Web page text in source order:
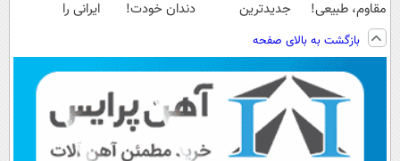
مقاوم، طبیعی!
ویزیت
رایگان+پرداخت
اقساطی😍
جدیدترین
سبک و مقاوم |
پرداخت قسطی
دندان خودت!
💳 📍 تهران
ایرانی را
بازگشت به بالای صفحه